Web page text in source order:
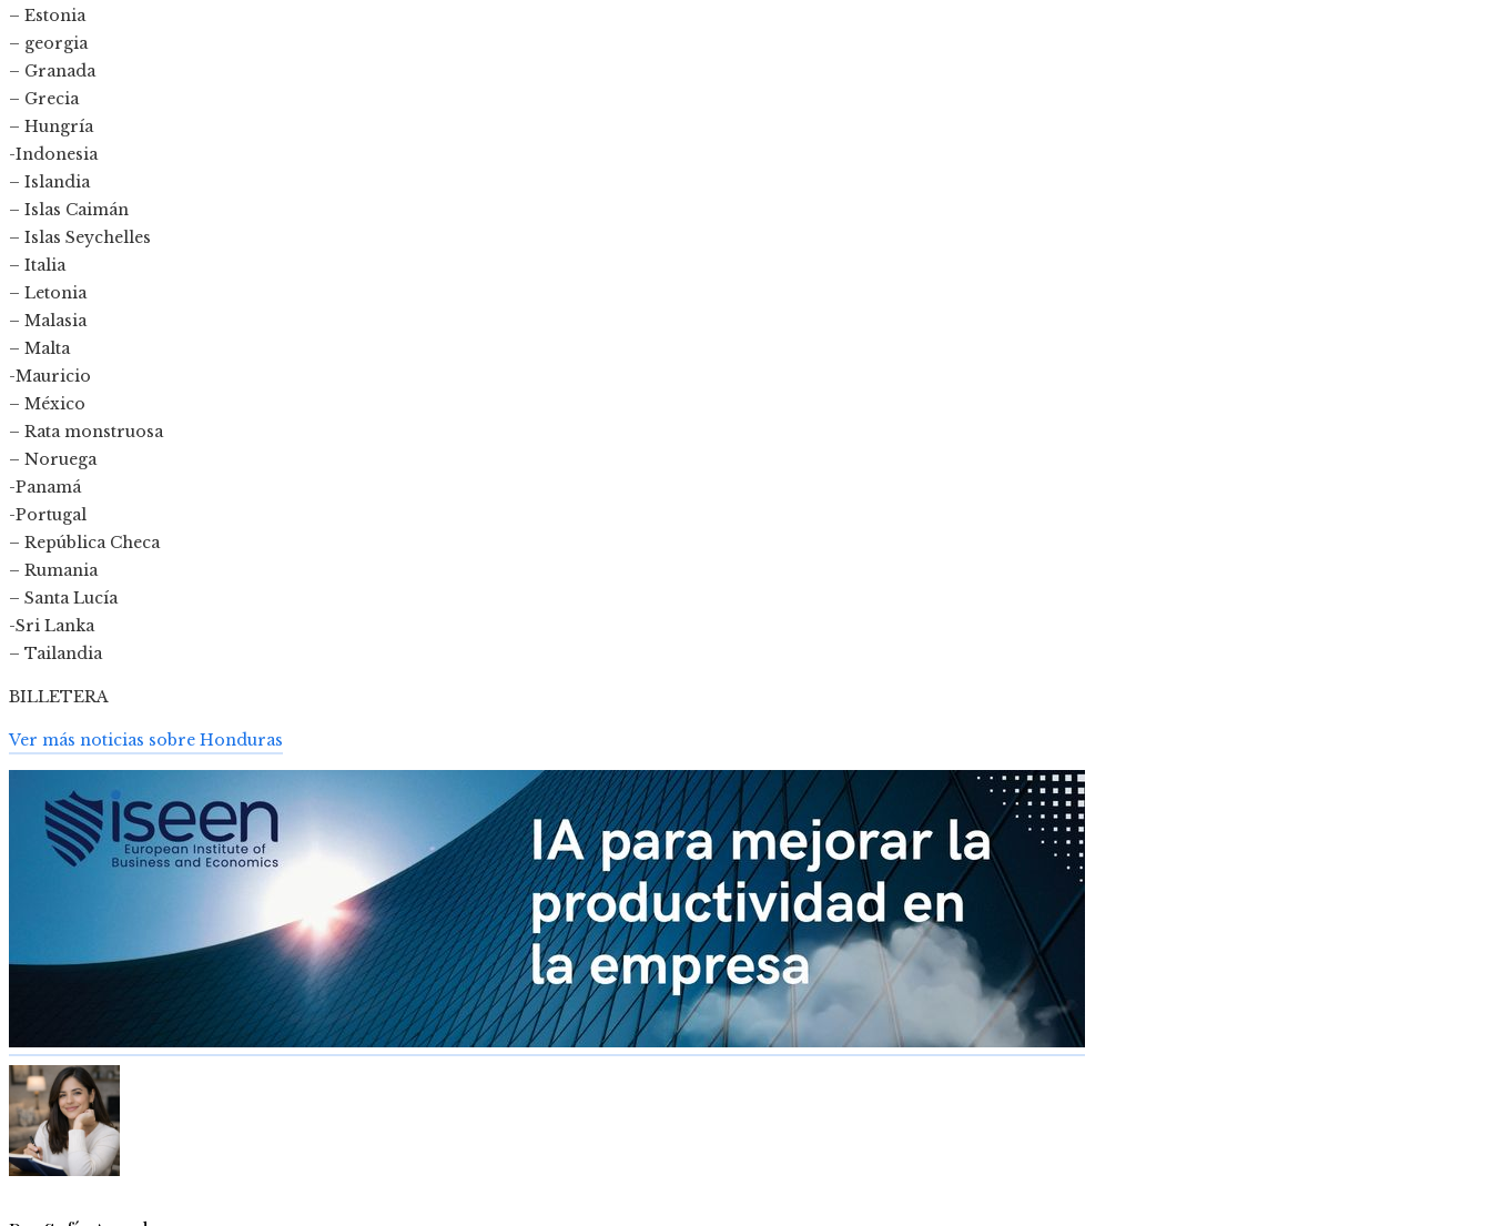
– Estonia
– georgia
– Granada
– Grecia
– Hungría
-Indonesia
– Islandia
– Islas Caimán
– Islas Seychelles
– Italia
– Letonia
– Malasia
– Malta
-Mauricio
– México
– Rata monstruosa
– Noruega
-Panamá
-Portugal
– República Checa
– Rumania
– Santa Lucía
-Sri Lanka
– Tailandia
BILLETERA
Ver más noticias sobre Honduras